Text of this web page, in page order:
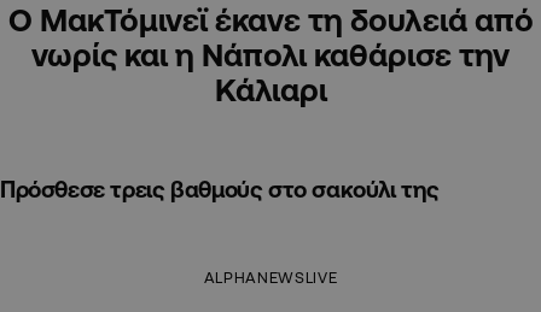
Ο ΜακΤόμινεϊ έκανε τη δουλειά από
νωρίς και η Νάπολι καθάρισε την
Κάλιαρι
Πρόσθεσε τρεις βαθμούς στο σακούλι της
ALPHANEWSLIVE